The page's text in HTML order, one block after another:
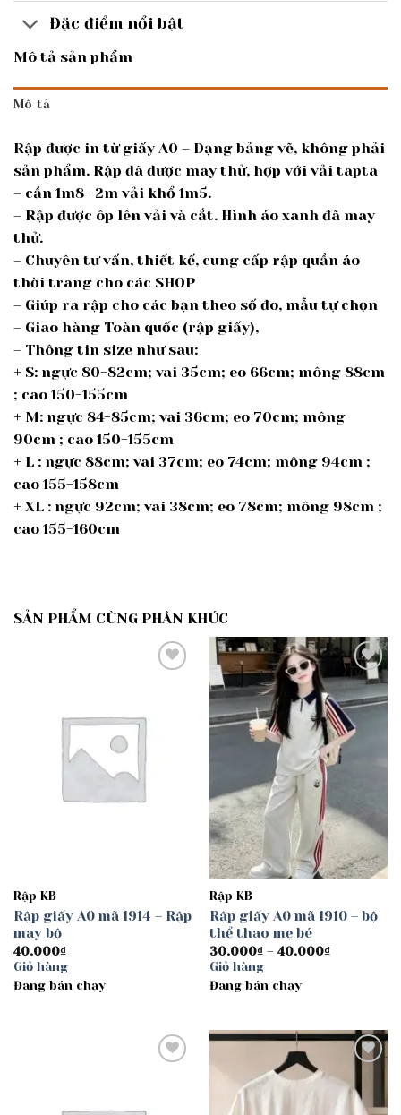
Đặc điểm nổi bật
Mô tả sản phẩm
Mô tả
Rập được in từ giấy A0 – Dạng bảng vẽ, không phải
sản phẩm. Rập đã được may thử, hợp với vải tapta
– cần 1m8- 2m vải khổ 1m5.
– Rập được ôp lên vải và cắt. Hình áo xanh đã may
thử.
– Chuyên tư vấn, thiết kế, cung cấp rập quần áo
thời trang cho các SHOP
– Giúp ra rập cho các bạn theo số đo, mẫu tự chọn
– Giao hàng Toàn quốc (rập giấy),
– Thông tin size như sau:
+ S: ngực 80-82cm; vai 35cm; eo 66cm; mông 88cm
; cao 150-155cm
+ M: ngực 84-85cm; vai 36cm; eo 70cm; mông
90cm ; cao 150-155cm
+ L : ngực 88cm; vai 37cm; eo 74cm; mông 94cm ;
cao 155-158cm
+ XL : ngực 92cm; vai 38cm; eo 78cm; mông 98cm ;
cao 155-160cm
SẢN PHẨM CÙNG PHÂN KHÚC
Rập KB
Rập giấy A0 mã 1914 – Rập
may bộ
40.000₫
Giỏ hàng
Đang bán chạy
Add to
wishlist
Rập KB
Rập giấy A0 mã 1910 – bộ
thể thao mẹ bé
30.000₫ – 40.000₫Khoảng
Giỏ hàng
Đang bán chạy
wishlist